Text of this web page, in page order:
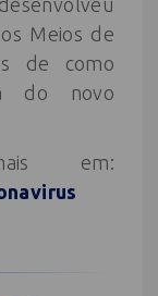
Meios de
de como
do novo
em: